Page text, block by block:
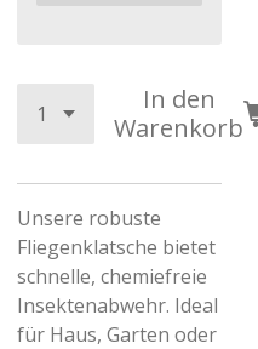
In den
Warenkorb
Unsere robuste
Fliegenklatsche bietet
schnelle, chemiefreie
Insektenabwehr. Ideal
für Haus, Garten oder